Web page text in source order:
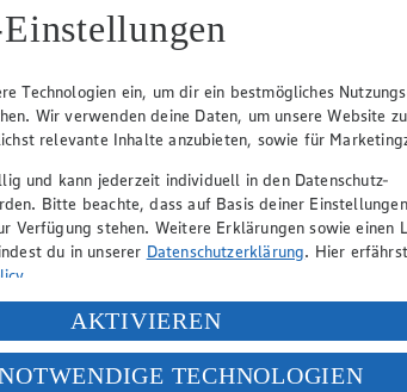
Technologien ein, um dir ein bestmögliches
Wir verwenden deine Daten, um unsere Website zu
relevante Inhalte anzubieten, sowie für
und kann jederzeit individuell in den Datenschutz-
Bitte beachte, dass auf Basis deiner
Verfügung stehen. Weitere Erklärungen sowie einen
du in unserer Datenschutzerklärung. Hier
.
Daten in den USA durch Facebook und
willigst du im Sinne des Art. 49 Abs. 1 Satz 1 lit.
USA verarbeitet werden. Der EuGH sieht die USA als
AKTIVIEREN
TECHNOLOGIEN